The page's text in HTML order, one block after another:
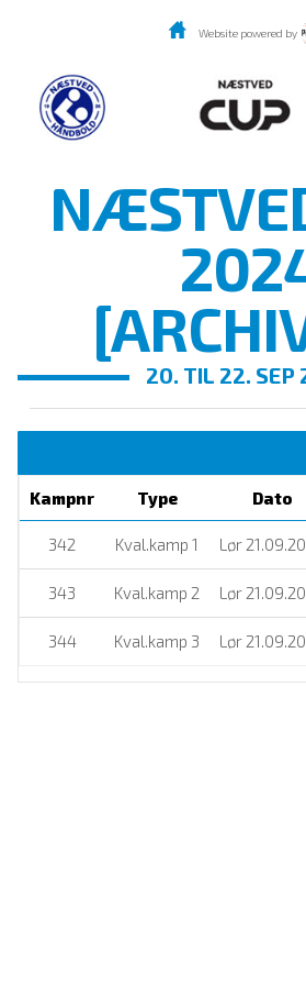
Website powered by
20. TIL 22. SEP
Kampnr Type Dato
342 Kval.kamp 1 Lør
343 Kval.kamp 2 Lør
344 Kval.kamp 3 Lør